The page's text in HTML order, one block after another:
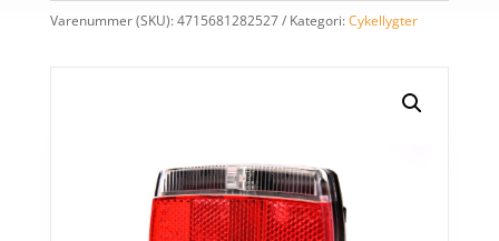
Varenummer (SKU):4715681282527 Kategori:Cykellygter